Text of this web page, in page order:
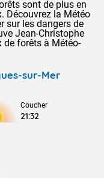
sont de plus en
Découvrez la Météo
sur les dangers de
Jean-Christophe
forêts à Météo-
sur-Mer
Coucher
21:32